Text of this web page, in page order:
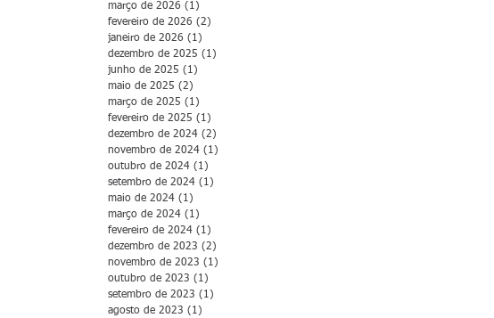
março de 2026 (1)
fevereiro de 2026 (2)
janeiro de 2026 (1)
dezembro de 2025 (1)
junho de 2025 (1)
maio de 2025 (2)
março de 2025 (1)
fevereiro de 2025 (1)
dezembro de 2024 (2)
novembro de 2024 (1)
outubro de 2024 (1)
setembro de 2024 (1)
maio de 2024 (1)
março de 2024 (1)
fevereiro de 2024 (1)
dezembro de 2023 (2)
novembro de 2023 (1)
outubro de 2023 (1)
setembro de 2023 (1)
agosto de 2023 (1)